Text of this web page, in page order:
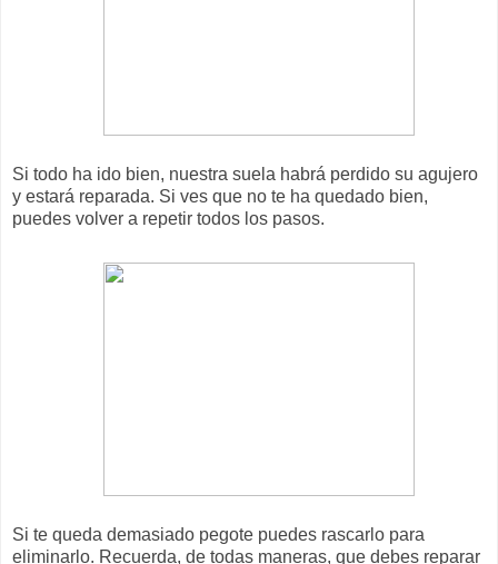
Si todo ha ido bien, nuestra suela habrá perdido su agujero
y estará reparada. Si ves que no te ha quedado bien,
puedes volver a repetir todos los pasos.
Si te queda demasiado pegote puedes rascarlo para
eliminarlo. Recuerda, de todas maneras, que debes reparar